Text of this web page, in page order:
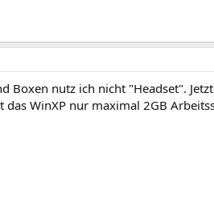
Boxen nutz ich nicht "Headset".
WinXP nur maximal 2GB